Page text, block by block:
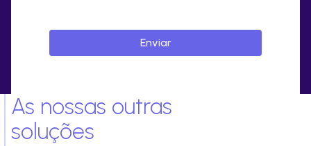
As nossas outras
soluções